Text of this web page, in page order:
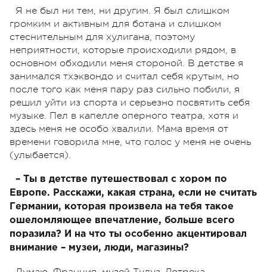
Я не был ни тем, ни другим. Я был слишком
громким и активным для ботана и слишком
стеснительным для хулигана, поэтому
неприятности, которые происходили рядом, в
основном обходили меня стороной. В детстве я
занимался тхэквондо и считал себя крутым, но
после того как меня пару раз сильно побили, я
решил уйти из спорта и серьезно посвятить себя
музыке. Пел в капелле оперного театра, хотя и
здесь меня не особо хвалили. Мама время от
времени говорила мне, что голос у меня не очень
(улыбается).
– Ты в детстве путешествовал с хором по
Европе. Расскажи, какая страна, если не считать
Германии, которая произвела на тебя такое
ошеломляющее впечатление, больше всего
поразила? И на что ты особенно акцентировал
внимание – музеи, люди, магазины?